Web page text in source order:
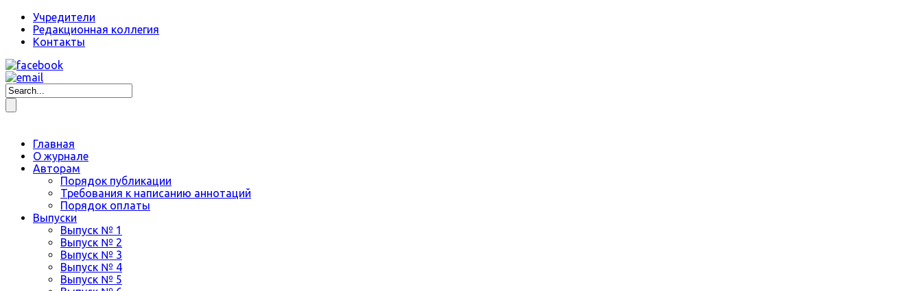
Учредители
Редакционная коллегия
Контакты
Главная
О журнале
Авторам
Порядок публикации
Требования к написанию аннотаций
Порядок оплаты
Выпуски
Выпуск № 1
Выпуск № 2
Выпуск № 3
Выпуск № 4
Выпуск № 5